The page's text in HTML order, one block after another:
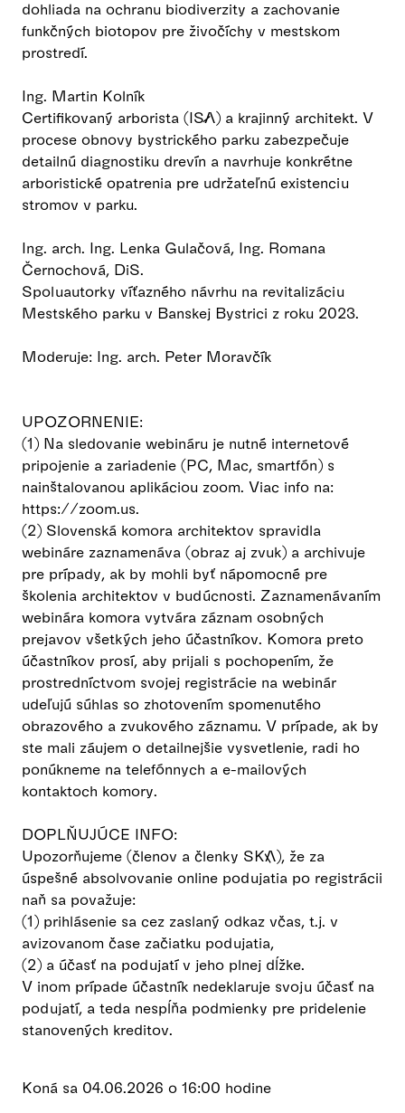
dohliada na ochranu biodiverzity a zachovanie
funkčných biotopov pre živočíchy v mestskom
prostredí.
Ing. Martin Kolník
Certifikovaný arborista (ISA) a krajinný architekt. V
procese obnovy bystrického parku zabezpečuje
detailnú diagnostiku drevín a navrhuje konkrétne
arboristické opatrenia pre udržateľnú existenciu
stromov v parku.
Ing. arch. Ing. Lenka Gulačová, Ing. Romana
Černochová, DiS.
Spoluautorky víťazného návrhu na revitalizáciu
Mestského parku v Banskej Bystrici z roku 2023.
Moderuje: Ing. arch. Peter Moravčík
UPOZORNENIE:
(1) Na sledovanie webináru je nutné internetové
pripojenie a zariadenie (PC, Mac, smartfón) s
nainštalovanou aplikáciou zoom. Viac info na:
https://zoom.us.
(2) Slovenská komora architektov spravidla
webináre zaznamenáva (obraz aj zvuk) a archivuje
pre prípady, ak by mohli byť nápomocné pre
školenia architektov v budúcnosti. Zaznamenávaním
webinára komora vytvára záznam osobných
prejavov všetkých jeho účastníkov. Komora preto
účastníkov prosí, aby prijali s pochopením, že
prostredníctvom svojej registrácie na webinár
udeľujú súhlas so zhotovením spomenutého
obrazového a zvukového záznamu. V prípade, ak by
ste mali záujem o detailnejšie vysvetlenie, radi ho
ponúkneme na telefónnych a e-mailových
kontaktoch komory.
DOPLŇUJÚCE INFO:
Upozorňujeme (členov a členky SKA), že za
úspešné absolvovanie online podujatia po registrácii
naň sa považuje:
(1) prihlásenie sa cez zaslaný odkaz včas, t.j. v
avizovanom čase začiatku podujatia,
(2) a účasť na podujatí v jeho plnej dĺžke.
V inom prípade účastník nedeklaruje svoju účasť na
podujatí, a teda nespĺňa podmienky pre pridelenie
stanovených kreditov.
Koná sa 04.06.2026 o 16:00 hodine